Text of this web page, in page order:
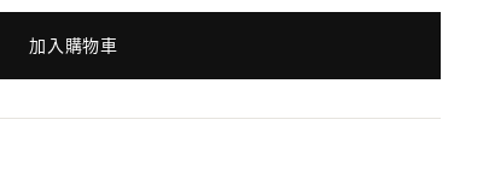
加入購物車